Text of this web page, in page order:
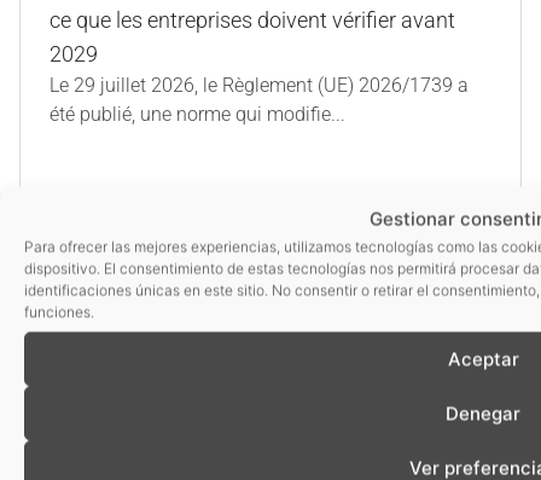
Gestionar
Para ofrecer las mejores experiencias, utilizamos tecnologías como las
dispositivo. El consentimiento de estas tecnologías nos permitirá procesar
identificaciones únicas en este sitio. No consentir o retirar el
funciones.
Aceptar
Denegar
Ver
ce que les entreprises doivent vérifier avant
2029
Le 29 juillet 2026, le Règlement (UE) 2026/1739 a
été publié, une norme qui modifie...